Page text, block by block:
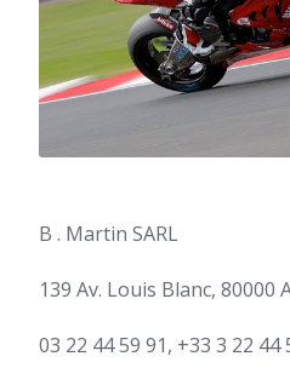
B . Martin SARL
139 Av. Louis Blanc, 80000
03 22 44 59 91, +33 3 22 44